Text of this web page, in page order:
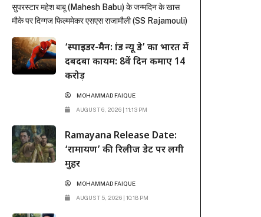
सुपरस्टार महेश बाबू (Mahesh Babu) के जन्मदिन के खास
मौके पर दिग्गज फिल्ममेकर एसएस राजामौली (SS Rajamouli)
बहुप्रतीक्षित मेगा-बजट फिल्म ‘वाराणसी’ (Varanasi) से महेश
बाबू का मच-अवेटेड फर्स्ट लुक रिलीज कर दिया है। इस फिल्म...
‘स्पाइडर-मैन: ब्रांड न्यू डे’ का भारत में
दबदबा कायम: 8वें दिन कमाए 14
करोड़
MOHAMMAD FAIQUE
AUGUST 6, 2026 | 11:13 PM
Ramayana Release Date:
‘रामायण’ की रिलीज डेट पर लगी
मुहर
MOHAMMAD FAIQUE
AUGUST 5, 2026 | 10:18 PM